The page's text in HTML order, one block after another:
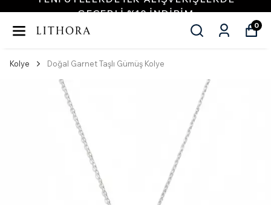
GEÇERLI %10 INDIRIM
0
Kolye Doğal Garnet Taşlı Gümüş Kolye